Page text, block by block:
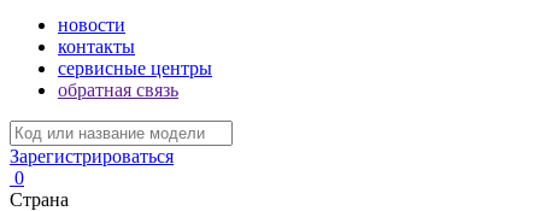
новости
контакты
сервисные центры
обратная связь
Зарегистрироваться
0
Страна